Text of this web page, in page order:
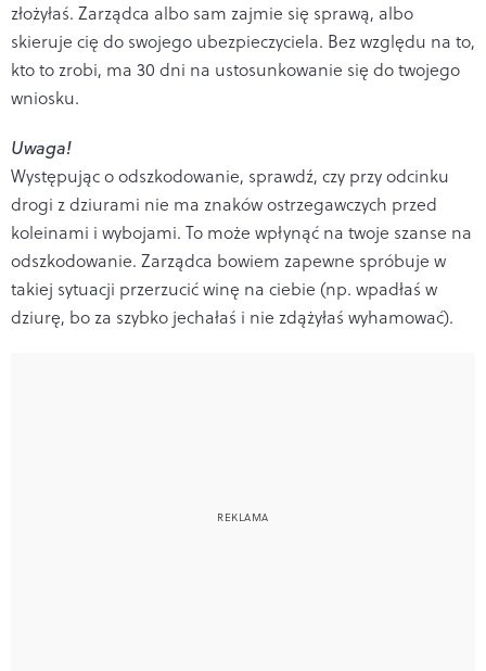
złożyłaś. Zarządca albo sam zajmie się sprawą, albo
skieruje cię do swojego ubezpieczyciela. Bez względu na to,
kto to zrobi, ma 30 dni na ustosunkowanie się do twojego
wniosku.
Uwaga!
Występując o odszkodowanie, sprawdź, czy przy odcinku
drogi z dziurami nie ma znaków ostrzegawczych przed
koleinami i wybojami. To może wpłynąć na twoje szanse na
odszkodowanie. Zarządca bowiem zapewne spróbuje w
takiej sytuacji przerzucić winę na ciebie (np. wpadłaś w
dziurę, bo za szybko jechałaś i nie zdążyłaś wyhamować).